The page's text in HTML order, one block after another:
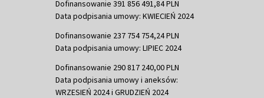
Dofinansowanie 391 856 491,84 PLN
Data podpisania umowy: KWIECIEŃ 2024
Dofinansowanie 237 754 754,24 PLN
Data podpisania umowy: LIPIEC 2024
Dofinansowanie 290 817 240,00 PLN
Data podpisania umowy i aneksów:
WRZESIEŃ 2024 i GRUDZIEŃ 2024